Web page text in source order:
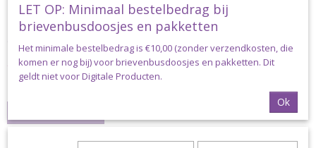
LET OP: Minimaal bestelbedrag bij
brievenbusdoosjes en pakketten
Het minimale bestelbedrag is €10,00 (zonder verzendkosten, die
komen er nog bij) voor brievenbusdoosjes en pakketten. Dit
geldt niet voor Digitale Producten.
Ok
Cute Dutch - Fleurige Bloemen - Garen Pakket
Cute Dutch - Fleurige Bloemen - Garen Pakket Dit garenpakket…
€ 14,00 € 13,30